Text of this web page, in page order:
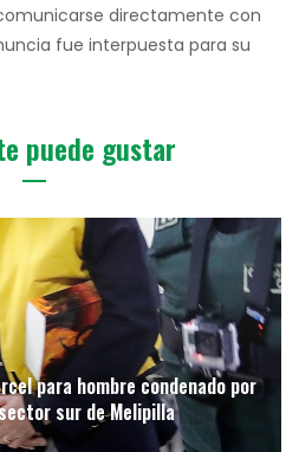
directamente con
fue interpuesta para su
puede gustar
para hombre condenado por
sur de Melipilla